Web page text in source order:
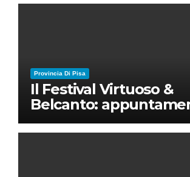
Provincia Di Pisa
Il Festival Virtuoso &
Belcanto:
28 luglio a Palazzo
Ruben Micieli